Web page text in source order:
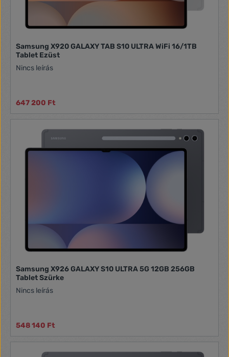
Samsung X920 GALAXY TAB S10 ULTRA WiFi 16/1TB
Tablet Ezüst
Nincs leírás
647 200 Ft
Samsung X926 GALAXY S10 ULTRA 5G 12GB 256GB
Tablet Szürke
Nincs leírás
548 140 Ft